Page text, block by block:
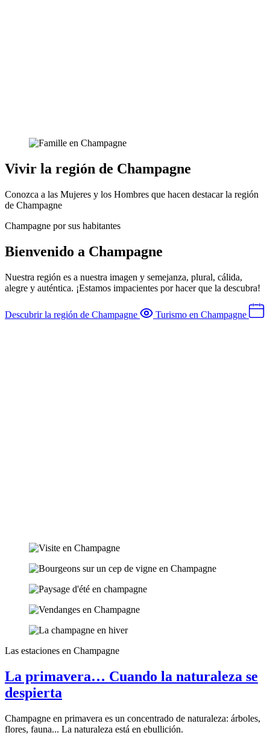
Vivir la región de Champagne
Conozca a las Mujeres y los Hombres que hacen destacar la región
de Champagne
Champagne por sus habitantes
Bienvenido a Champagne
Nuestra región es a nuestra imagen y semejanza, plural, cálida,
alegre y auténtica. ¡Estamos impacientes por hacer que la descubra!
Descubrir la región de Champagne Turismo en Champagne
Las estaciones en Champagne
La primavera… Cuando la naturaleza se
despierta
Champagne en primavera es un concentrado de naturaleza: árboles,
flores, fauna... La naturaleza está en ebullición.